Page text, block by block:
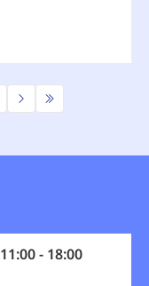
11:00 - 18:00